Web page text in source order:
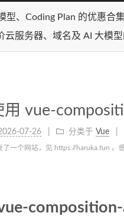
型、Coding Plan 的优惠合
云服务器、域名及 AI 大模
vue-
07-26 分类于 Vue
一个网站，见 https://haruka.fun 。